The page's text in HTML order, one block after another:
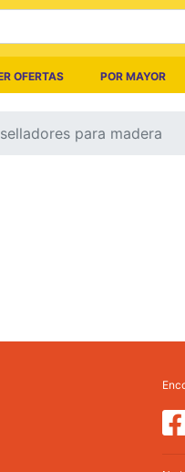
OFERTAS POR MAYOR
para madera